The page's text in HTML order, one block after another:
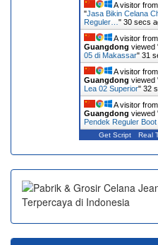
A visitor from
"Jasa Bikin Celana
Reguler… " 30 secs
A visitor from
Guangdong viewed
05 di Makassar" 31
A visitor from
Guangdong viewed
Lea 02 Superior" 32
A visitor from
Guangdong viewed
Pendek Reguler Boot
Get Script Real